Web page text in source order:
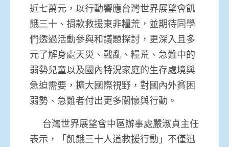
近七萬元，以行動響應台灣世界展望會飢
餓三十、捐款救援東非糧荒，並期待同學
們透過活動參與和議題探討，更深入且多
元了解身處天災、戰亂、糧荒、急難中的
弱勢兒童以及國內特況家庭的生存處境與
急迫需要，擴大國際視野，對國內外貧困
弱勢、急難者付出更多關懷與行動。
台灣世界展望會中區辦事處嚴淑貞主任
表示，「飢餓三十人道救援行動」不僅迅